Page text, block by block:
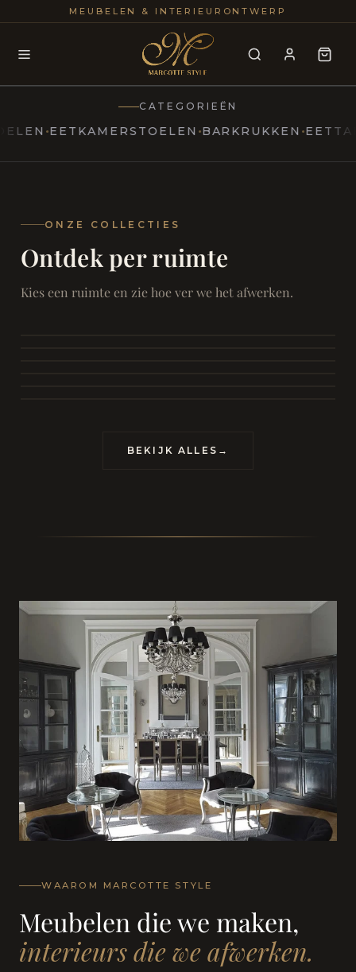
MEUBELEN & INTERIEURONTWERP
Modern
Marcottestyle Living
25+
CATEGORIEËN
EETKAMERSTOELEN BARKRUKKEN EETTAFELS
ONZE COLLECTIES
Ontdek per ruimte
Kies een ruimte en zie hoe ver we het afwerken.
SAMEN ONTSPANNEN
Woonkamer
Eetkamer
RUST EN RETRAITE
BEKIJK ALLES →
WAAROM MARCOTTE STYLE
Meubelen die we maken,
interieurs die we afwerken.